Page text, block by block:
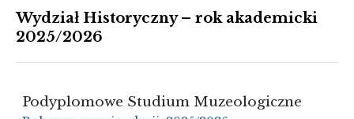
Wydział Historyczny – rok akademicki
2025/2026
Podyplomowe Studium Muzeologiczne